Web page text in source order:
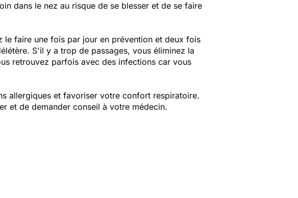
dans le nez au risque de se blesser et de se faire
faire une fois par jour en prévention et deux fois
S'il y a trop de passages, vous éliminez la
retrouvez parfois avec des infections car vous
allergiques et favoriser votre confort respiratoire.
et de demander conseil à votre médecin.